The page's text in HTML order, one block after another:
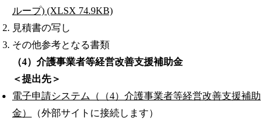
ループ) (XLSX 74.9KB)
見積書の写し
その他参考となる書類
（4）介護事業者等経営改善支援補助金
＜提出先＞
電子申請システム（（4）介護事業者等経営改善支援補助
金）
（外部サイトに接続します）